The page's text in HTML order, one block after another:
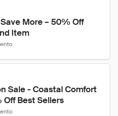
More – 50% Off
Item
Sale - Coastal Comfort
Off Best Sellers